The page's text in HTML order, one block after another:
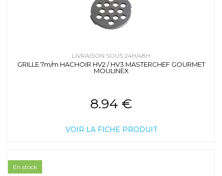
LIVRAISON SOUS 24H/48H
GRILLE 7m/m HACHOIR HV2 / HV3 MASTERCHEF GOURMET
MOULINEX
8.94 €
VOIR LA FICHE PRODUIT
En stock